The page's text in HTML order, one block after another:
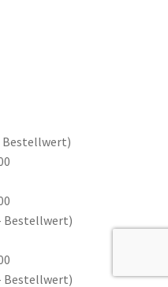
Bestellwert)
Bestellwert)
Bestellwert)